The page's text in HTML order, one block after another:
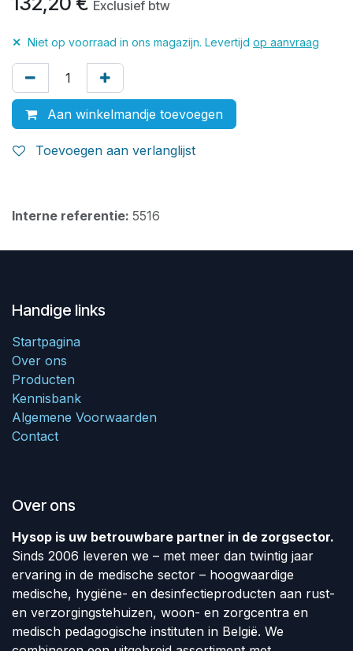
Exclusief btw
✕ Niet op voorraad in ons magazijn. Levertijd op aanvraag
Aan winkelmandje toevoegen
Toevoegen aan verlanglijst
Interne referentie: 5516
Handige links
Startpagina
Over ons
Producten
Kennisbank
Algemene Voorwaarden
Contact
Over ons
Hysop is uw betrouwbare partner in de zorgsector.
Sinds 2006 leveren we – met meer dan twintig jaar
ervaring in de medische sector – hoogwaardige
medische, hygiëne- en desinfectieproducten aan rust-
en verzorgingstehuizen, woon- en zorgcentra en
medisch pedagogische instituten in België. We